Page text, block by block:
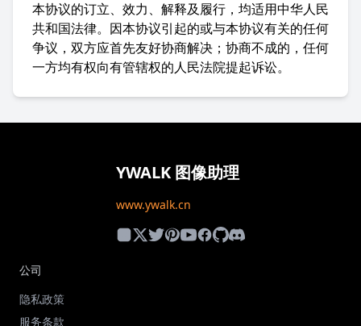
本协议的订立、效力、解释及履行，均适用中华人民
共和国法律。因本协议引起的或与本协议有关的任何
争议，双方应首先友好协商解决；协商不成的，任何
一方均有权向有管辖权的人民法院提起诉讼。
YWALK 图像助理
www.ywalk.cn
公司
隐私政策
服务条款